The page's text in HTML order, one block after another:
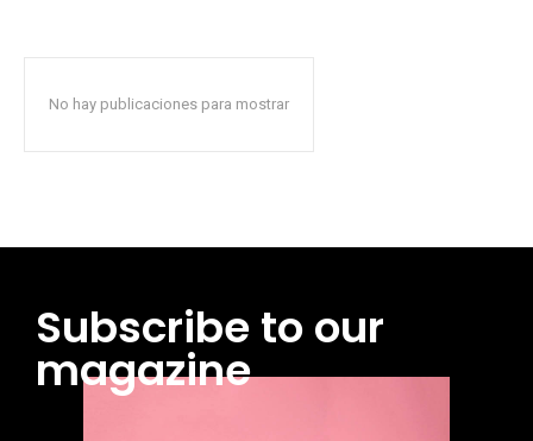
No hay publicaciones para mostrar
Subscribe to our
magazine